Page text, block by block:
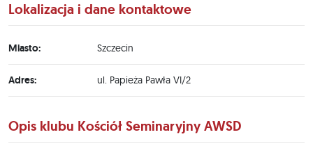
Lokalizacja i dane kontaktowe
Miasto: Szczecin
Adres: ul. Papieża Pawła VI/2
Opis klubu Kościół Seminaryjny AWSD